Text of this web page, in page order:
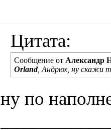
Цитата:
Сообщение от Александр
Orland, Андрюх, ну скажи
ну по